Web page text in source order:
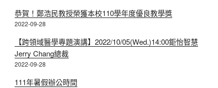
恭賀！鄭浩民教授榮獲本校110學年度優良教學獎
2022-09-28
​【跨領域醫學專題演講】2022/10/05(Wed.)14:00鉅怡智慧
Jerry Chang總裁
2022-09-28
111年暑假辦公時間